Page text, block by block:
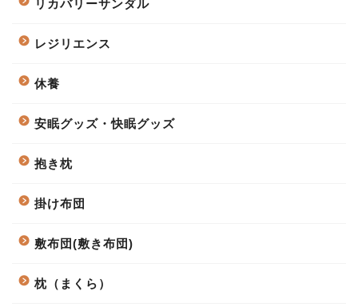
リカバリーサンダル
レジリエンス
休養
安眠グッズ・快眠グッズ
抱き枕
掛け布団
敷布団(敷き布団)
枕（まくら）